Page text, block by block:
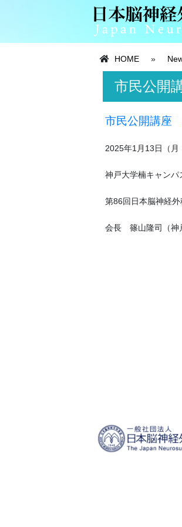
HOME »
市民公開
市民公開講座
2025年1月13日（月
神戸大学楠キャン
第86回日本脳神経
会長 篠山隆司（神